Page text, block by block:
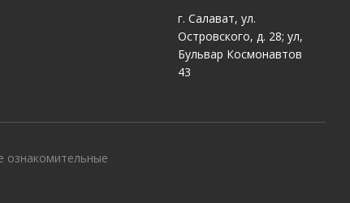
г. Салават, ул.
Островского, д. 28; ул,
Бульвар Космонавтов
43
ознакомительные